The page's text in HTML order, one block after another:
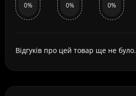
0% 0% 0%
Відгуків про цей товар ще не було.